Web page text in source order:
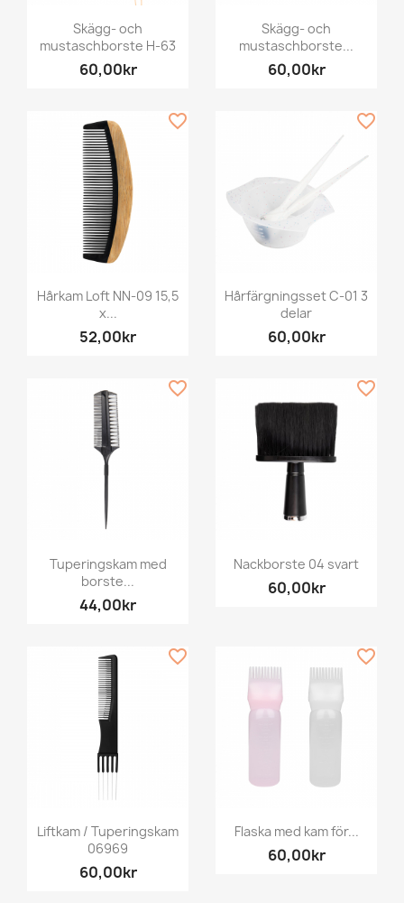
Skägg- och
mustaschborste H-63
60,00kr
Skägg- och
mustaschborste...
60,00kr
Hårkam Loft NN-09 15,5
x...
52,00kr
favorite_border
Hårfärgningsset C-01 3
delar
60,00kr
favorite_border
Tuperingskam med
borste...
44,00kr
favorite_border
Nackborste 04 svart
60,00kr
favorite_border
Liftkam / Tuperingskam
06969
60,00kr
favorite_border
Flaska med kam för...
60,00kr
favorite_border